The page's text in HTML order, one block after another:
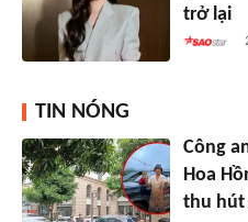
trở lại
TIN NÓNG
Công
Hoa
thu hút